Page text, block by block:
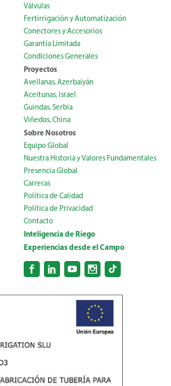
Válvulas
Fertirrigación y Automatización
Conectores y Accesorios
Garantía Limitada
Condiciones Generales
Proyectos
Avellanas, Azerbaiyán
Aceitunas, Israel
Guindas, Serbia
Viñedos, China
Sobre Nosotros
Equipo Global
Nuestra Historia y Valores Fundamentales
Presencia Global
Carreras
Política de Calidad
Política de Privacidad
Contacto
Inteligencia de Riego
Experiencias desde el Campo